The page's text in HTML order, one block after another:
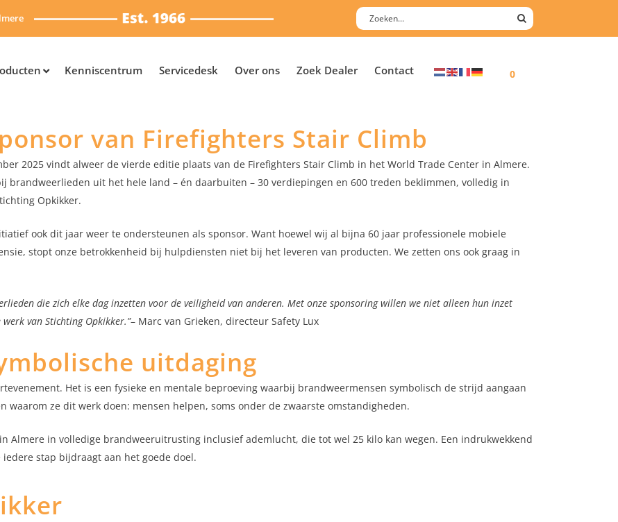
0
Kenniscentrum Servicedesk Over ons Zoek Dealer Contact
van Firefighters Stair Climb
2025 vindt alweer de vierde editie plaats van de Firefighters Stair Climb in het World Trade Center in Almere.
brandweerlieden uit het hele land – én daarbuiten – 30 verdiepingen en 600 treden beklimmen, volledig in
Opkikker.
ook dit jaar weer te ondersteunen als sponsor. Want hoewel wij al bijna 60 jaar professionele mobiele
stopt onze betrokkenheid bij hulpdiensten niet bij het leveren van producten. We zetten ons ook graag in
die zich elke dag inzetten voor de veiligheid van anderen. Met onze sponsoring willen we niet alleen hun inzet
van Stichting Opkikker.”– Marc van Grieken, directeur Safety Lux
uitdaging
Het is een fysieke en mentale beproeving waarbij brandweermensen symbolisch de strijd aangaan
ze dit werk doen: mensen helpen, soms onder de zwaarste omstandigheden.
Almere in volledige brandweeruitrusting inclusief ademlucht, die tot wel 25 kilo kan wegen. Een indrukwekkend
stap bijdraagt aan het goede doel.